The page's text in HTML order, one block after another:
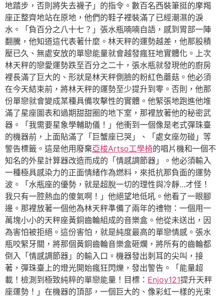
地踏步，否則將失去襪子」的指令。數百名西裝筆挺的摩羯
座正整齊地站在原地，他們的鞋子裡裝滿了已經潮濕的淚
水。「負百分之八十七？」張水瓶喃喃自語，感到胃部一陣
翻騰，他知道這代表著什麼。林天秤的運勢越差，他那股積
壓已久、無處安放的單戀能量就會越發瘋狂地實體化。上次
林天秤的戀愛運勢跌至百分之二十，張水瓶就發現他的廚房
裡長滿了巨大的、形狀是林天秤側臉的粉紅色蘑菇。他必須
在今天結束前，將林天秤的運勢至少提升到零。否則，他那
份單戀就會變成某種具備攻擊性的實體。他緊張地跑進他堆
滿了星座圖表和過期甜甜圈的地下室，那裡放著他的秘密武
器。「我需要星象學輔助儀！」他衝到一個像是老式彈珠臺
的機器前，上面貼滿了「巨蟹座已哭」、「處女座勿碰」等
警告標籤。這是他用廢棄亞梭Artso工學椅的唱片機和一個不
知名的外星計算器改造而成的「情感調節器」。他必須輸入
一種極具感染力的正面情緒作為燃料，來抵抗那負面的運勢
波。「水瓶座的優勢，就是超脫一切的理性與冷靜…才怪！
我只有一腔熱血的傻氣啊！」他絕望地低吼。他看了一眼腳
邊。那裡放著一個他為林天秤準備了兩年的禮物：一個用一
萬塊小小的天秤座黃銅齒輪組成的音樂盒。他從未送出，因
為害怕被拒絕。這份害怕，就是純度最高的單戀情感。張水
瓶咬緊牙關，將那個黃銅齒輪音樂盒砸爛，將所有的齒輪都
倒入「情感調節器」的輸入口。機器發出刺耳的尖叫，接
著，彈珠臺上的燈光開始瘋狂閃爍，發出警告。「能量超
載！檢測到極致純粹的單戀能量！目標： Enjoy121提升天秤
座運勢！」在機器的頂部，一個巨大的、像彩虹一樣的光束